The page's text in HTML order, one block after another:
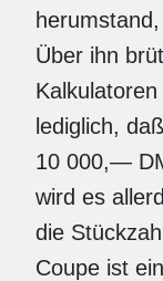
Über ihn
lediglich,
10 000,—
wird es
die
Coupe ist